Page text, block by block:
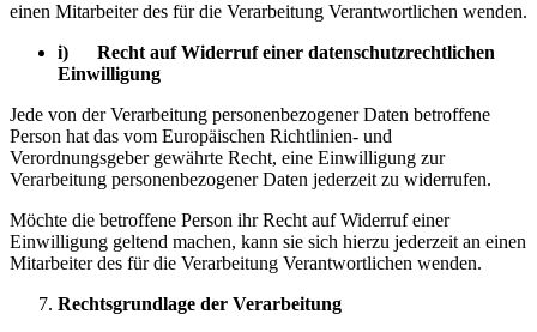
einen Mitarbeiter des für die Verarbeitung Verantwortlichen wenden.
i) Recht auf Widerruf einer datenschutzrechtlichen
Einwilligung
Jede von der Verarbeitung personenbezogener Daten betroffene
Person hat das vom Europäischen Richtlinien- und
Verordnungsgeber gewährte Recht, eine Einwilligung zur
Verarbeitung personenbezogener Daten jederzeit zu widerrufen.
Möchte die betroffene Person ihr Recht auf Widerruf einer
Einwilligung geltend machen, kann sie sich hierzu jederzeit an einen
Mitarbeiter des für die Verarbeitung Verantwortlichen wenden.
Rechtsgrundlage der Verarbeitung